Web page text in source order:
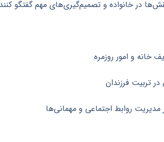
در خانواده و تصمیم‌گیری‌های مهم گفتگو
خانه و امور روزمره
تربیت فرزندان
مدیریت روابط اجتماعی و مهمانی‌ها